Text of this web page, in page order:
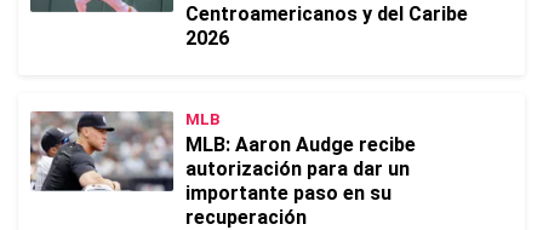
Centroamericanos y del Caribe
2026
MLB
MLB: Aaron Audge recibe
autorización para dar un
importante paso en su
recuperación